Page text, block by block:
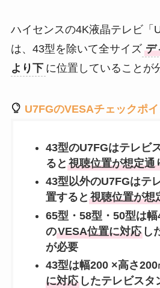
ハイセンスの4K液晶テレビ「
は、43型を除いて全サイズ デ
より下 に位置していることが
U7FGのVESAチェックポイ
43型のU7FGはテレビ
ると 視聴位置が想定通
43型以外のU7FGはテ
置すると 視聴位置が想
65型・58型・50型は
のVESA位置に対応し
が必要
43型は幅200 ×高さ200
に対応したテレビスタ